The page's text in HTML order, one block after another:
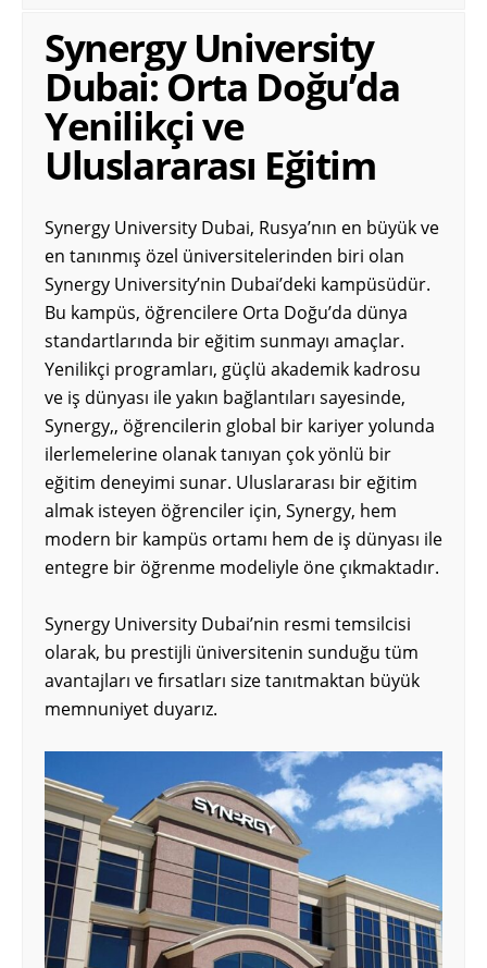
Synergy University
Dubai: Orta Doğu’da
Yenilikçi ve
Uluslararası Eğitim
Synergy University Dubai, Rusya’nın en büyük ve
en tanınmış özel üniversitelerinden biri olan
Synergy University’nin Dubai’deki kampüsüdür.
Bu kampüs, öğrencilere Orta Doğu’da dünya
standartlarında bir eğitim sunmayı amaçlar.
Yenilikçi programları, güçlü akademik kadrosu
ve iş dünyası ile yakın bağlantıları sayesinde,
Synergy,, öğrencilerin global bir kariyer yolunda
ilerlemelerine olanak tanıyan çok yönlü bir
eğitim deneyimi sunar. Uluslararası bir eğitim
almak isteyen öğrenciler için, Synergy, hem
modern bir kampüs ortamı hem de iş dünyası ile
entegre bir öğrenme modeliyle öne çıkmaktadır.
Synergy University Dubai’nin resmi temsilcisi
olarak, bu prestijli üniversitenin sunduğu tüm
avantajları ve fırsatları size tanıtmaktan büyük
memnuniyet duyarız.